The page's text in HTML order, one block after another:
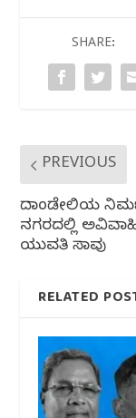
b
o
r
SHARE:
PREVIOUS
ದಾಂಡೇಲಿಯ
ನಗರದಲ್ಲಿ
ಯುವತಿ ಸಾವು
RELATED